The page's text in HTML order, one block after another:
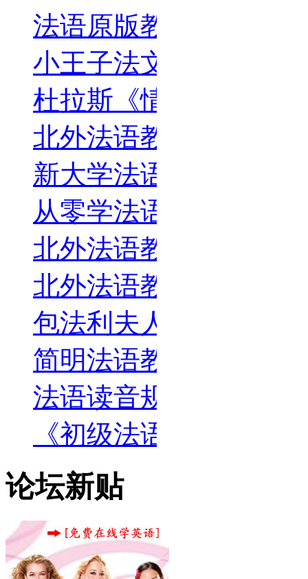
法语原版教材《TAXI!
小王子法文版
杜拉斯《情人》
北外法语教材French-
新大学法语2_第二版_
从零学法语2_语音篇
北外法语教材French-
北外法语教材French-
包法利夫人原文小说
简明法语教程下册-孙
法语读音规则
《初级法语语法渐进
论坛新贴